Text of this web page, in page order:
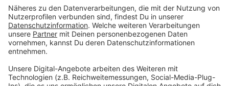
angekündigt: Am 7. Juli 2026 soll der nächste Termin in
derMünster-Thermestattfinden.
Anzeige
Mehr Infos und Links zum Thema: